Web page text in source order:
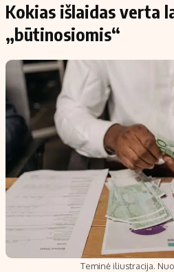
Kokias išlaidas verta
„būtinosiomis“
Teminė iliustracija.